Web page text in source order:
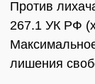
Против
267.1 УК РФ
лишения